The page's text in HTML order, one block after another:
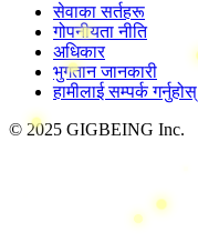
सेवाका सर्तहरू
गोपनीयता नीति
अधिकार
भुगतान जानकारी
हामीलाई सम्पर्क गर्नुहोस्
© 2025 GIGBEING Inc.